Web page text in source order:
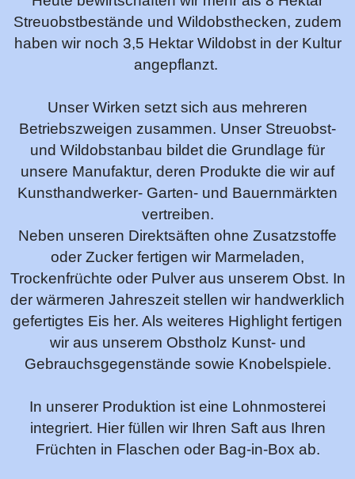
Streuobstbestände und Wildobsthecken, zudem
haben wir noch 3,5 Hektar Wildobst in der Kultur
angepflanzt.
Unser Wirken setzt sich aus mehreren
Betriebszweigen zusammen. Unser Streuobst-
und Wildobstanbau bildet die Grundlage für
unsere Manufaktur, deren Produkte die wir auf
Kunsthandwerker- Garten- und Bauernmärkten
vertreiben.
Neben unseren Direktsäften ohne Zusatzstoffe
oder Zucker fertigen wir Marmeladen,
Trockenfrüchte oder Pulver aus unserem Obst. In
der wärmeren Jahreszeit stellen wir handwerklich
gefertigtes Eis her. Als weiteres Highlight fertigen
wir aus unserem Obstholz Kunst- und
Gebrauchsgegenstände sowie Knobelspiele.
In unserer Produktion ist eine Lohnmosterei
integriert. Hier füllen wir Ihren Saft aus Ihren
Früchten in Flaschen oder Bag-in-Box ab.